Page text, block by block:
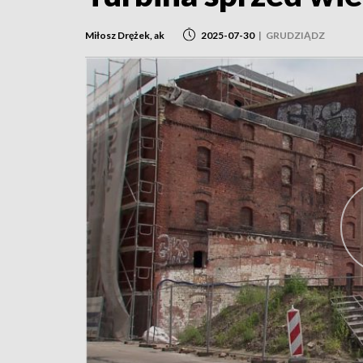
Miłosz Drężek, ak 2025-07-30 | GRUDZIĄDZ